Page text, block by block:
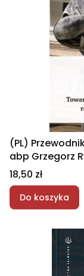
(PL)
abp Grzegorz
Cena
18,50 zł
Do koszyka